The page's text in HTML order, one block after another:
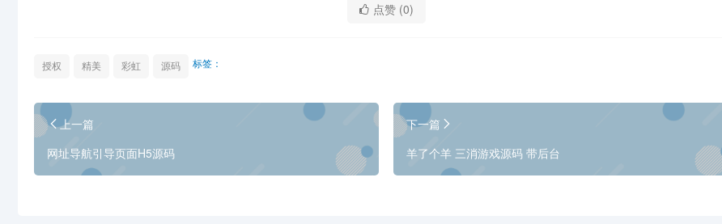
点赞 (0)
标签：
授权 精美 彩虹 源码
上一篇
网址导航引导页面H5源码
下一篇
羊了个羊 三消游戏源码 带后台